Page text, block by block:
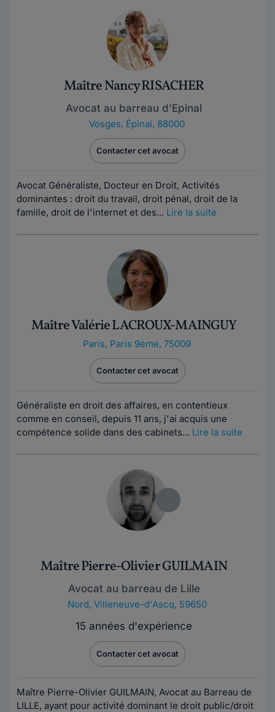
Maître Nancy RISACHER
Avocat au barreau d'Epinal
Vosges, Épinal, 88000
Contacter cet avocat
Avocat Généraliste, Docteur en Droit, Activités
dominantes : droit du travail, droit pénal, droit de la
famille, droit de l'internet et des... Lire la suite
Maître Valérie LACROUX-MAINGUY
Paris, Paris 9ème, 75009
Contacter cet avocat
Généraliste en droit des affaires, en contentieux
comme en conseil, depuis 11 ans, j'ai acquis une
compétence solide dans des cabinets... Lire la suite
Maître Pierre-Olivier GUILMAIN
Avocat au barreau de Lille
Nord, Villeneuve-d'Ascq, 59650
15 années d'expérience
Contacter cet avocat
Maître Pierre-Olivier GUILMAIN, Avocat au Barreau de
LILLE, ayant pour activité dominant le droit public/droit